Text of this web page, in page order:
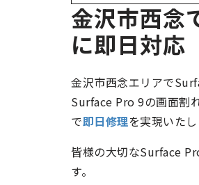
金沢市西念
に即日対応
金沢市西念エリアで
Surface Pro 9の画面割
で即日修理を実現いたし
皆様の大切なSurface
す。